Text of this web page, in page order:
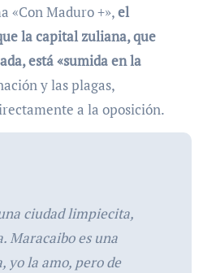
«Con Maduro +»,el
la capital zuliana, que
está «sumida en la
y las plagas,
a la oposición.
ciudad limpiecita,
Maracaibo es una
yo la amo, pero de